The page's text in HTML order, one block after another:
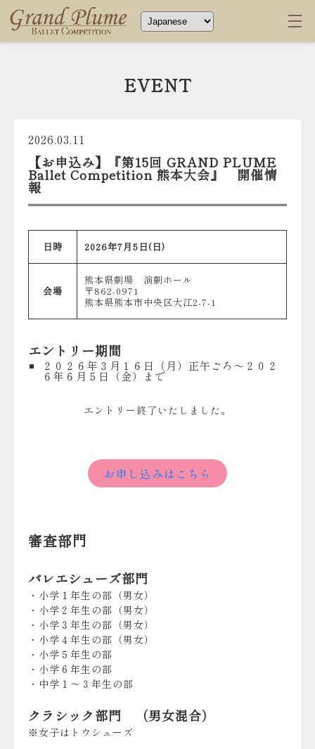
EVENT
2026.03.11
【お申込み】『第15回 GRAND PLUME
Ballet Competition 熊本大会』 開催情
報
日時 2026年7月5日(日)
会場
熊本県劇場 演劇ホール
〒862-0971
熊本県熊本市中央区大江2-7-1
エントリー期間
２０２６年３月１６日（月）正午ごろ～２０２
６年６月５日（金）まで
エントリー終了いたしました。
お申し込みはこちら
審査部門
バレエシューズ部門
・小学１年生の部（男女）
・小学２年生の部（男女）
・小学３年生の部（男女）
・小学４年生の部（男女）
・小学５年生の部
・小学６年生の部
・中学１～３年生の部
クラシック部門 （男女混合）
※女子はトウシューズ